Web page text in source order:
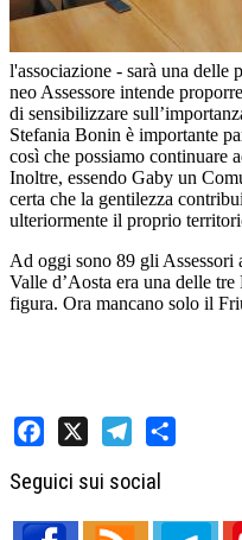
l'associazione - sarà una delle
neo Assessore intende
di sensibilizzare
Stefania Bonin è importante
così che possiamo continuare
Inoltre, essendo Gaby un
certa che la gentilezza
ulteriormente il proprio
Ad oggi sono 89 gli
Valle d’Aosta era una delle
figura. Ora mancano solo il
Seguici sui social